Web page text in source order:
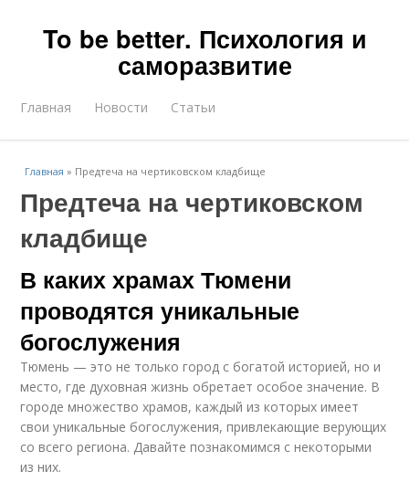
To be better. Психология и
саморазвитие
Главная Новости Статьи
Главная » Предтеча на чертиковском кладбище
Предтеча на чертиковском
кладбище
В каких храмах Тюмени
проводятся уникальные
богослужения
Тюмень — это не только город с богатой историей, но и
место, где духовная жизнь обретает особое значение. В
городе множество храмов, каждый из которых имеет
свои уникальные богослужения, привлекающие верующих
со всего региона. Давайте познакомимся с некоторыми
из них.